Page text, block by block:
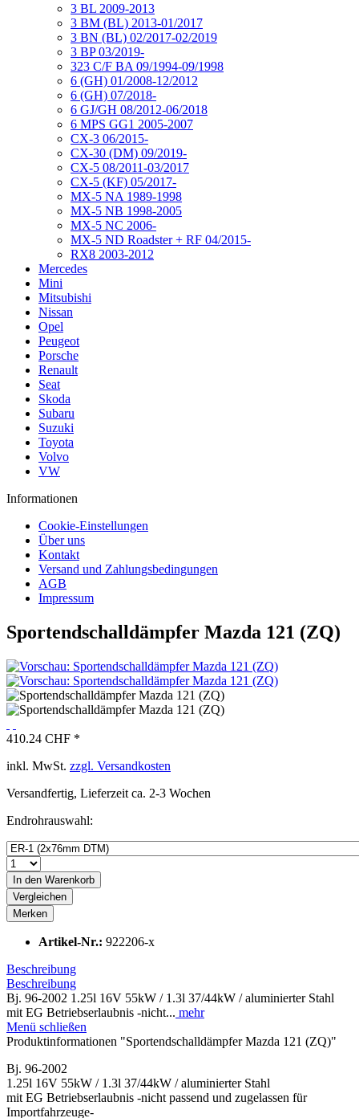
3 BL 2009-2013
3 BM (BL) 2013-01/2017
3 BN (BL) 02/2017-02/2019
3 BP 03/2019-
323 C/F BA 09/1994-09/1998
6 (GH) 01/2008-12/2012
6 (GH) 07/2018-
6 GJ/GH 08/2012-06/2018
6 MPS GG1 2005-2007
CX-3 06/2015-
CX-30 (DM) 09/2019-
CX-5 08/2011-03/2017
CX-5 (KF) 05/2017-
MX-5 NA 1989-1998
MX-5 NB 1998-2005
MX-5 NC 2006-
MX-5 ND Roadster + RF 04/2015-
RX8 2003-2012
Mercedes
Mini
Mitsubishi
Nissan
Opel
Peugeot
Porsche
Renault
Seat
Skoda
Subaru
Suzuki
Toyota
Volvo
VW
Informationen
Cookie-Einstellungen
Über uns
Kontakt
Versand und Zahlungsbedingungen
AGB
Impressum
Sportendschalldämpfer Mazda 121 (ZQ)
410.24 CHF *
inkl. MwSt. zzgl. Versandkosten
Versandfertig, Lieferzeit ca. 2-3 Wochen
Endrohrauswahl:
In den Warenkorb
Vergleichen
Merken
Artikel-Nr.: 922206-x
Beschreibung
Beschreibung
Bj. 96-2002 1.25l 16V 55kW / 1.3l 37/44kW / aluminierter Stahl
mit EG Betriebserlaubnis -nicht... mehr
Menü schließen
Produktinformationen "Sportendschalldämpfer Mazda 121 (ZQ)"
Bj. 96-2002
1.25l 16V 55kW / 1.3l 37/44kW / aluminierter Stahl
mit EG Betriebserlaubnis -nicht passend und zugelassen für
Importfahrzeuge-